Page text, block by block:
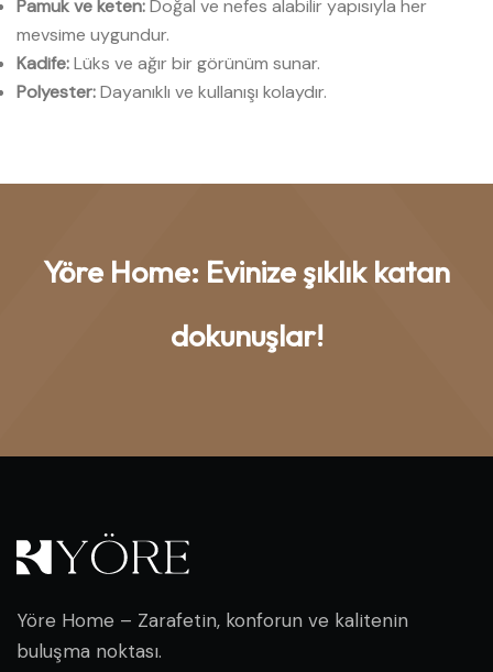
Pamuk ve keten:Doğal ve nefes alabilir yapısıyla her
mevsime uygundur.
Kadife:Lüks ve ağır bir görünüm sunar.
Polyester:Dayanıklı ve kullanışı kolaydır.
Yöre Home: Evinize şıklık katan
dokunuşlar!
Yöre Home – Zarafetin, konforun ve kalitenin
buluşma noktası.